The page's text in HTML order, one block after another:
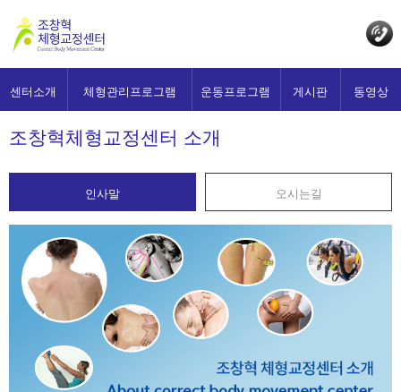
센터소개 체형관리프로그램 운동프로그램 게시판 동영상
조창혁체형교정센터 소개
인사말 오시는길